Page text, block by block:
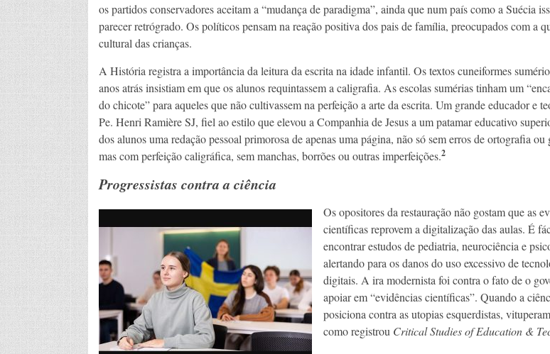
os partidos conservadores aceitam a “mudança de paradigma”, ainda que num país como a Suécia
parecer retrógrado. Os políticos pensam na reação positiva dos pais de família, preocupados com a
cultural das crianças.
A História registra a importância da leitura da escrita na idade infantil. Os textos cuneiformes
anos atrás insistiam em que os alunos requintassem a caligrafia. As escolas sumérias tinham um
do chicote” para aqueles que não cultivassem na perfeição a arte da escrita. Um grande educador e
Pe. Henri Ramière SJ, fiel ao estilo que elevou a Companhia de Jesus a um patamar educativo
dos alunos uma redação pessoal primorosa de apenas uma página, não só sem erros de ortografia ou
mas com perfeição caligráfica, sem manchas, borrões ou outras imperfeições.2
Progressistas contra a ciência
Os opositores da restauração não gostam que as
científicas reprovem a digitalização das aulas. É
encontrar estudos de pediatria, neurociência e
alertando para os danos do uso excessivo de
digitais. A ira modernista foi contra o fato de o
apoiar em “evidências científicas”. Quando a
posiciona contra as utopias esquerdistas,
como registrou Critical Studies of Education &